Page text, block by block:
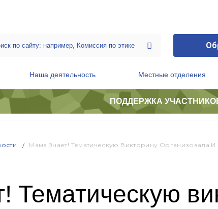
Наша деятельность Местные отделения
ПОДДЕРЖКА
Мама Знает! Тематическую Викторину
Тематическую